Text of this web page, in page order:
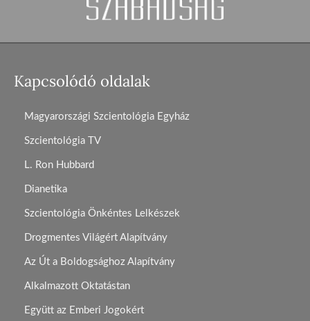
Kapcsolódó oldalak
Magyarországi Szcientológia Egyház
Szcientológia TV
L. Ron Hubbard
Dianetika
Szcientológia Önkéntes Lelkészek
Drogmentes Világért Alapítvány
Az Út a Boldogsághoz Alapítvány
Alkalmazott Oktatástan
Együtt az Emberi Jogokért